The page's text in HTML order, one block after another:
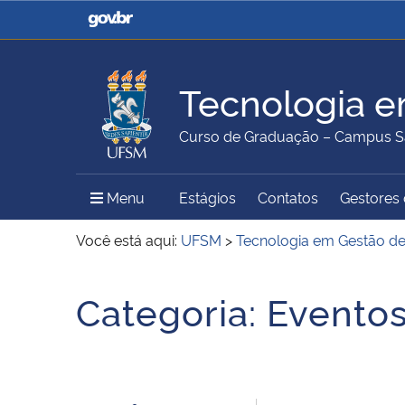
Casa Civil
Ministério da Justiça e
Ministério da Agricultura,
Pecuária e Abastecimento
Ministério da Educação
Ministério do Meio Ambiente Ministério do Turismo
Secretaria de Governo
Gabinete de Segurança
Tecnologia
Curso de Graduação – Campus
Menu Menu Principal do Sítio
Estágios Contatos Gestores
Você está aqui: UFSM >Tecnologia em Gestão
Categoria: